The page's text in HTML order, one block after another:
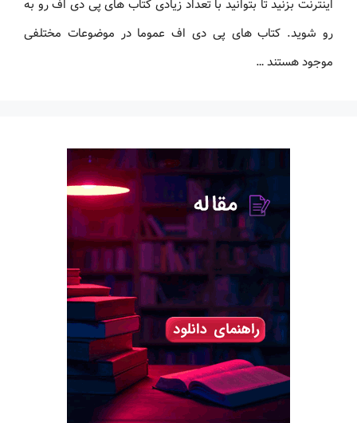
اینترنت بزنید تا بتوانید با تعداد زیادی کتاب های پی دی اف رو به
رو شوید. کتاب های پی دی اف عموما در موضوعات مختلفی
موجود هستند …